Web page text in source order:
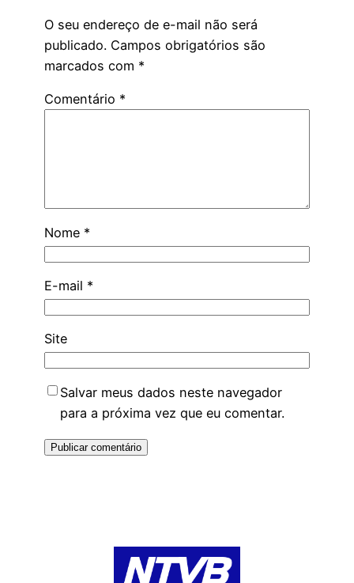
O seu endereço de e-mail não será
publicado. Campos obrigatórios são
marcados com *
Comentário *
Nome *
E-mail *
Site
Salvar meus dados neste navegador
para a próxima vez que eu comentar.